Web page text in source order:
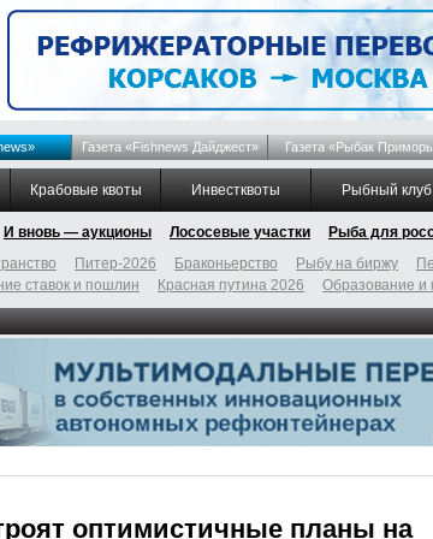
Газета «Fishnews Дайджест» Газета «Рыбак
Крабовые квоты Инвестквоты Рыбный клуб
И вновь — аукционы Лососевые участки Рыба для
Питер-2026 Браконьерство Рыбу на биржу
ставок и пошлин Красная путина 2026 Образование и
оптимистичные планы на